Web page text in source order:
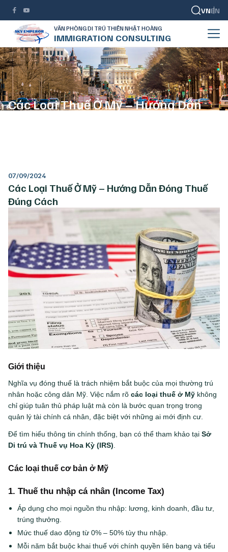
VNEN
VĂN PHÒNG DI TRÚ THIÊN NHẬT HOÀNG
IMMIGRATION CONSULTING
Các Loại Thuế Ở Mỹ – Hướng Dẫn
07/09/2024
Các Loại Thuế Ở Mỹ – Hướng Dẫn Đóng Thuế
Đúng Cách
Giới thiệu
Nghĩa vụ đóng thuế là trách nhiệm bắt buộc của mọi thường trú
nhân hoặc công dân Mỹ. Việc nắm rõ các loại thuế ở Mỹ không
chỉ giúp tuân thủ pháp luật mà còn là bước quan trọng trong
quản lý tài chính cá nhân, đặc biệt với những ai mới định cư.
Để tìm hiểu thông tin chính thống, bạn có thể tham khảo tại Sở
Di trú và Thuế vụ Hoa Kỳ (IRS).
Các loại thuế cơ bản ở Mỹ
1. Thuế thu nhập cá nhân (Income Tax)
Áp dụng cho mọi nguồn thu nhập: lương, kinh doanh, đầu tư,
trúng thưởng.
Mức thuế dao động từ 0% – 50% tùy thu nhập.
Mỗi năm bắt buộc khai thuế với chính quyền liên bang và tiểu